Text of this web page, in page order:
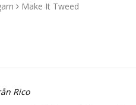
Make It Tweed
Rico